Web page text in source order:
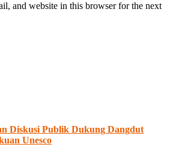
and website in this browser for the next
Diskusi Publik Dukung Dangdut
Unesco